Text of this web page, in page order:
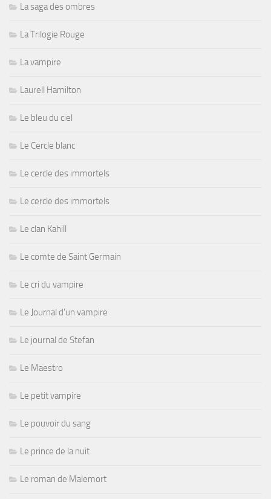
La saga des ombres
La Trilogie Rouge
La vampire
Laurell Hamilton
Le bleu du ciel
Le Cercle blanc
Le cercle des immortels
Le cercle des immortels
Le clan Kahill
Le comte de Saint Germain
Le cri du vampire
Le Journal d'un vampire
Le journal de Stefan
Le Maestro
Le petit vampire
Le pouvoir du sang
Le prince de la nuit
Le roman de Malemort